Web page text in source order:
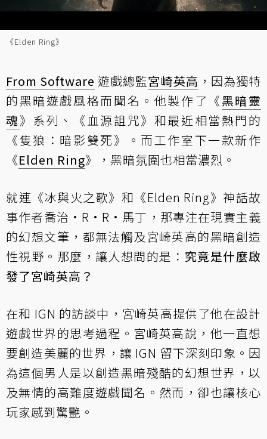
《Elden Ring》
From Software 遊戲總監宮崎英高 ，因為獨特
的黑暗遊戲風格而聞名。他製作了《黑暗靈
魂》系列、《血源詛咒》和最近相當熱門的
《隻狼：暗影雙死》。而工作室下一款新作
《Elden Ring》，黑暗氛圍也相當濃烈。
就連《冰與火之歌》和《Elden Ring》神話故
事作者喬治·R·R·馬丁，那專注在現實主義
的幻想文筆，都無法觸及宮崎英高的黑暗創造
性視野。那麼，讓人想問的是： 究竟是什麼啟
發了宮崎英高？
在和 IGN 的訪談中，宮崎英高提供了他在設計
遊戲世界的思考過程。宮崎英高說，他一直想
要創造美麗的世界，讓 IGN 留下深刻印象。因
為這個男人是以創造黑暗殘酷的幻想世界，以
及無情的高難度遊戲聞名。然而，卻也讓核心
玩家感到驚艷。